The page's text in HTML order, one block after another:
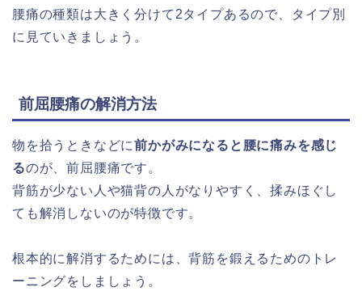
腰痛の種類は大きく分けて2タイプあるので、タイプ別
に見ていきましょう。
前屈腰痛の解消方法
物を拾うときなどに前かがみになると腰に痛みを感じ
るのが、前屈腰痛です。
背筋が少ない人や猫背の人がなりやすく、揉みほぐし
ても解消しないのが特徴です。
根本的に解消するためには、背筋を鍛えるためのトレ
ーニングをしましょう。